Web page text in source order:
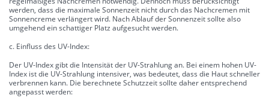
werden, dass die maximale Sonnenzeit nicht durch das Nachcremen mit
Sonnencreme verlängert wird. Nach Ablauf der Sonnenzeit sollte also
umgehend ein schattiger Platz aufgesucht werden.
c. Einfluss des UV-Index:
Der UV-Index gibt die Intensität der UV-Strahlung an. Bei einem hohen UV-
Index ist die UV-Strahlung intensiver, was bedeutet, dass die Haut schneller
verbrennen kann. Die berechnete Schutzzeit sollte daher entsprechend
angepasst werden: